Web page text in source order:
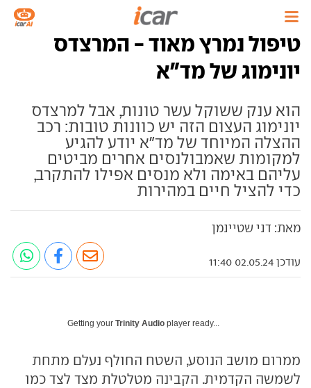
טיפול נמרץ מאוד - המרצדס
יונימוג של מד"א
הוא ענק ששוקל עשר טונות, אבל למרצדס
יונימוג העצום הזה יש כוונות טובות: רכב
ההצלה המיוחד של מד"א יודע להגיע
למקומות שאמבולנסים אחרים מביטים
עליהם באימה ולא מנסים אפילו להתקרב,
כדי להציל חיים במהירות
מאת: דני שטיינמן
עודכן 02.05.24 11:40
Getting your Trinity Audio player ready...
ממרום מושב הנוסע, השטח החולף נעלם מתחת
לשמשה הקדמית. הקבינה מטלטלת מצד לצד כמו